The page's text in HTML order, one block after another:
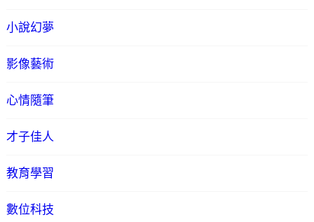
小說幻夢
影像藝術
心情隨筆
才子佳人
教育學習
數位科技